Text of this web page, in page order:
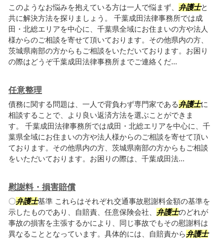
このようなお悩みを抱えている方は一人で悩まず、 弁護士と
共に解決方法を探りましょう。 千葉成田法律事務所では成
田・北総エリアを中心に、千葉県全域にお住まいの方や法人
様からのご相談を寄せて頂いております。その他県内の方、
茨城県南部の方からもご相談をいただいております。お困り
の際はどうぞ千葉成田法律事務所までご連絡くだ...
任意整理
債務に関する問題は、一人で背負わず専門家である弁護士に
相談することで、より良い返済方法を選ぶことができま
す。 千葉成田法律事務所では成田・北総エリアを中心に、千
葉県全域にお住まいの方や法人様からのご相談を寄せて頂い
ております。その他県内の方、茨城県南部の方からもご相談
をいただいております。お困りの際は、千葉成田法...
慰謝料・損害賠償
〇弁護士基準 これらはそれぞれ交通事故慰謝料金額の基準を
示したものであり、自賠責、任意保険会社、 弁護士のどれが
事故の損害を主張するかにより、同じ事故でもその慰謝料は
異なることとなっています。具体的には、自賠責から弁護士